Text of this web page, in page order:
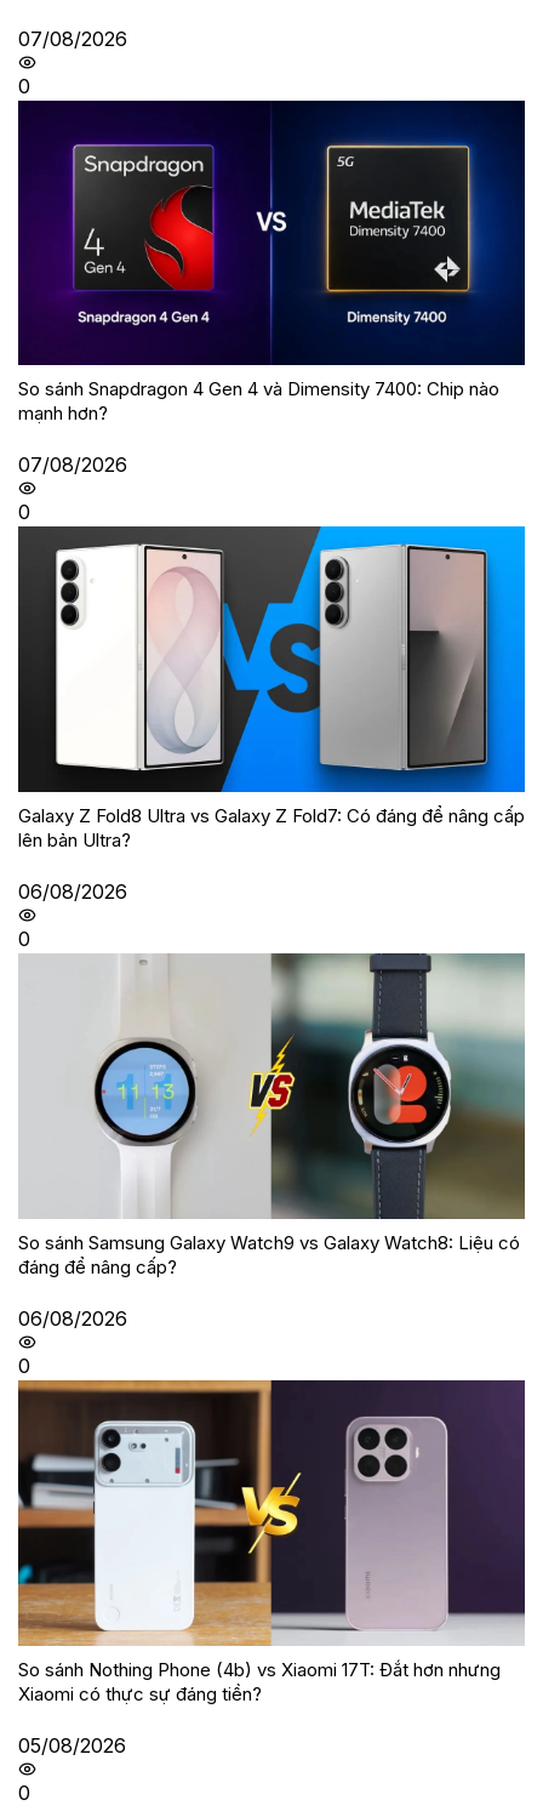
07/08/2026
0
So sánh Snapdragon 4 Gen 4 và Dimensity 7400: Chip nào
mạnh hơn?
07/08/2026
0
Galaxy Z Fold8 Ultra vs Galaxy Z Fold7: Có đáng để nâng cấp
lên bản Ultra?
06/08/2026
0
So sánh Samsung Galaxy Watch9 vs Galaxy Watch8: Liệu có
đáng để nâng cấp?
06/08/2026
0
So sánh Nothing Phone (4b) vs Xiaomi 17T: Đắt hơn nhưng
Xiaomi có thực sự đáng tiền?
05/08/2026
0